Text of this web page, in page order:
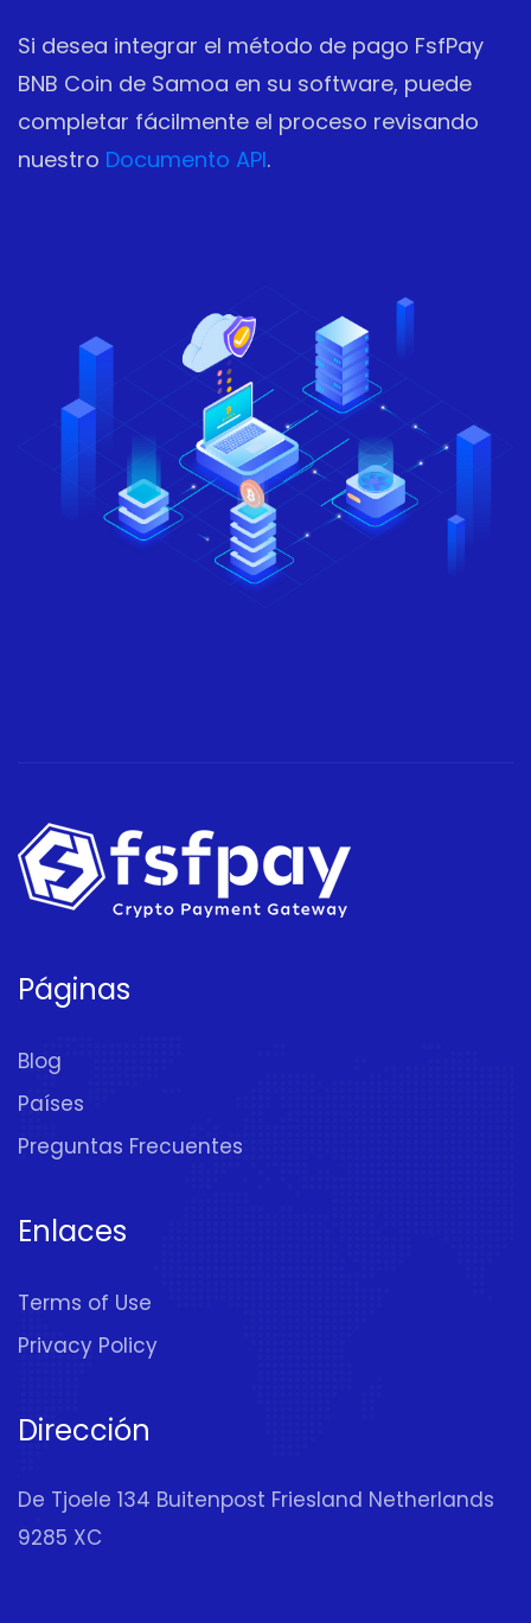
Si desea integrar el método de pago FsfPay
BNB Coin de Samoa en su software, puede
completar fácilmente el proceso revisando
nuestro Documento API.
Páginas
Blog
Países
Preguntas Frecuentes
Enlaces
Terms of Use
Privacy Policy
Dirección
De Tjoele 134 Buitenpost Friesland Netherlands
9285 XC